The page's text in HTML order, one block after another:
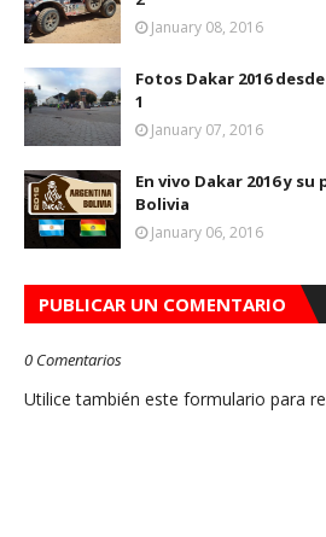
January 08, 2016
Fotos Dakar 2016
1
January 07, 2016
En vivo Dakar 2016 y
Bolivia
January 06, 2016
PUBLICAR UN COMENTARIO
0 Comentarios
Utilice también este formulario para